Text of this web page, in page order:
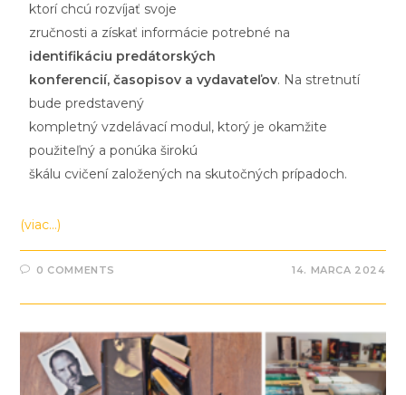
ktorí chcú rozvíjať svoje
zručnosti a získať informácie potrebné na
identifikáciu predátorských
konferencií, časopisov a vydavateľov. Na stretnutí
bude predstavený
kompletný vzdelávací modul, ktorý je okamžite
použiteľný a ponúka širokú
škálu cvičení založených na skutočných prípadoch.
(viac…)
0 COMMENTS 14. MARCA 2024